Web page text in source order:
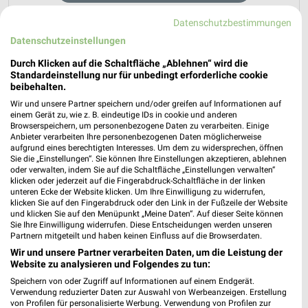
weekli - Prospekte & Angebote App
Alle Gartenbau Haering Angebote immer griffbereit – mit der
kostenlosen weekli App für iOS & Android.
✔Standortgenaue Angebote
✔Folge deinem Lieblingshändler
✔Push-Benachrichtigungen bei neuen Prospekten
✔Einkaufsliste - Einkauf stressfrei planen
Datenschutzbestimmungen
Datenschutzeinstellungen
Durch Klicken auf die Schaltfläche „Ablehnen“ wird die
Standardeinstellung nur für unbedingt erforderliche cookie
beibehalten.
Wir und unsere Partner speichern und/oder greifen auf Informationen auf
einem Gerät zu, wie z. B. eindeutige IDs in cookie und anderen
Browserspeichern, um personenbezogene Daten zu verarbeiten. Einige
Anbieter verarbeiten Ihre personenbezogenen Daten möglicherweise
aufgrund eines berechtigten Interesses. Um dem zu widersprechen, öffnen
Sie die „Einstellungen“. Sie können Ihre Einstellungen akzeptieren, ablehnen
oder verwalten, indem Sie auf die Schaltfläche „Einstellungen verwalten“
klicken oder jederzeit auf die Fingerabdruck-Schaltfläche in der linken
unteren Ecke der Website klicken. Um Ihre Einwilligung zu widerrufen,
klicken Sie auf den Fingerabdruck oder den Link in der Fußzeile der Website
und klicken Sie auf den Menüpunkt „Meine Daten“. Auf dieser Seite können
Sie Ihre Einwilligung widerrufen. Diese Entscheidungen werden unseren
Partnern mitgeteilt und haben keinen Einfluss auf die Browserdaten.
Wir und unsere Partner verarbeiten Daten, um die Leistung der
Website zu analysieren und Folgendes zu tun:
Speichern von oder Zugriff auf Informationen auf einem Endgerät.
Verwendung reduzierter Daten zur Auswahl von Werbeanzeigen. Erstellung
von Profilen für personalisierte Werbung. Verwendung von Profilen zur